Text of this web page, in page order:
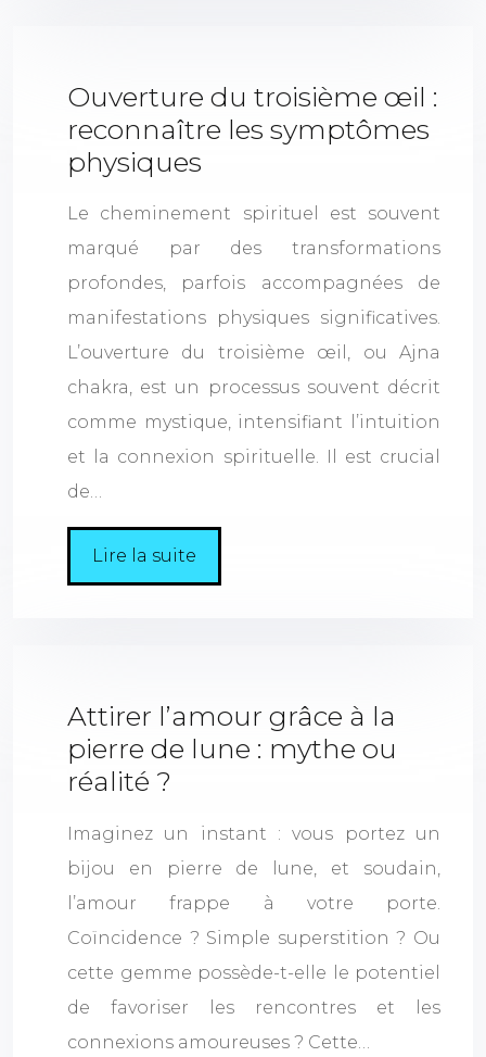
Ouverture du troisième œil :
reconnaître les symptômes
physiques
Le cheminement spirituel est souvent
marqué par des transformations
profondes, parfois accompagnées de
manifestations physiques significatives.
L’ouverture du troisième œil, ou Ajna
chakra, est un processus souvent décrit
comme mystique, intensifiant l’intuition
et la connexion spirituelle. Il est crucial
de…
Lire la suite
Attirer l’amour grâce à la
pierre de lune : mythe ou
réalité ?
Imaginez un instant : vous portez un
bijou en pierre de lune, et soudain,
l’amour frappe à votre porte.
Coïncidence ? Simple superstition ? Ou
cette gemme possède-t-elle le potentiel
de favoriser les rencontres et les
connexions amoureuses ? Cette…